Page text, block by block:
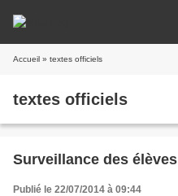
Accueil » textes officiels
textes officiels
Surveillance des élèves
Publié le 22/07/2014 à 09:44